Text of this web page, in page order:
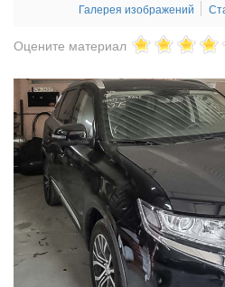
Галерея изображений
Оцените материал